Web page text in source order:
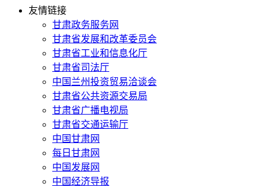
友情链接
甘肃政务服务网
甘肃省发展和改革委员会
甘肃省工业和信息化厅
甘肃省司法厅
中国兰州投资贸易洽谈会
甘肃省公共资源交易局
甘肃省广播电视局
甘肃省交通运输厅
中国甘肃网
每日甘肃网
中国发展网
中国经济导报